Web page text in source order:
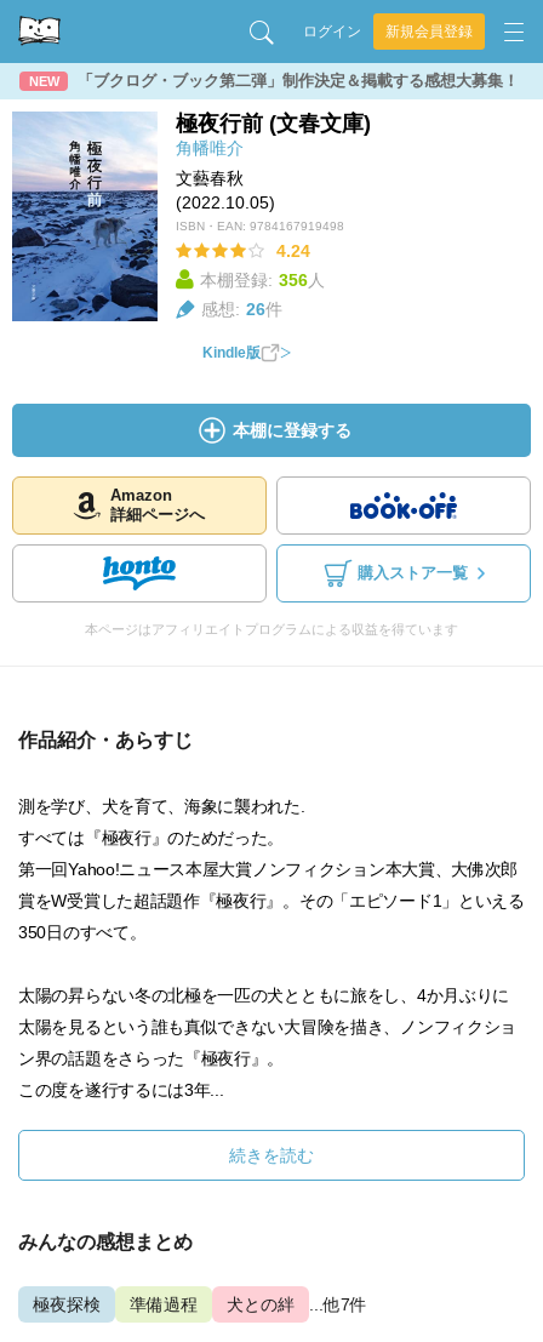
ログイン 新規会員登録
NEW 「ブクログ・ブック第二弾」制作決定＆掲載する感想大募集！
極夜行前 (文春文庫)
角幡唯介
文藝春秋
(2022.10.05)
ISBN・EAN: 9784167919498
4.24
本棚登録: 356人
感想: 26件
Kindle版
本棚に登録する
Amazon
詳細ページへ
購入ストア一覧
本ページはアフィリエイトプログラムによる収益を得ています
作品紹介・あらすじ
測を学び、犬を育て、海象に襲われた.
すべては『極夜行』のためだった。
第一回Yahoo!ニュース本屋大賞ノンフィクション本大賞、大佛次郎
賞をW受賞した超話題作『極夜行』。その「エピソード1」といえる
350日のすべて。
太陽の昇らない冬の北極を一匹の犬とともに旅をし、4か月ぶりに
太陽を見るという誰も真似できない大冒険を描き、ノンフィクショ
ン界の話題をさらった『極夜行』。
この度を遂行するには3年...
続きを読む
みんなの感想まとめ
極夜探検 準備過程 犬との絆 ...他7件